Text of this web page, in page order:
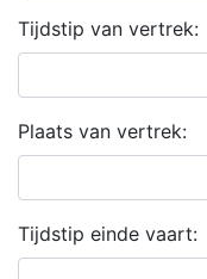
Tijdstip van vertrek:
Plaats van vertrek:
Tijdstip einde vaart: